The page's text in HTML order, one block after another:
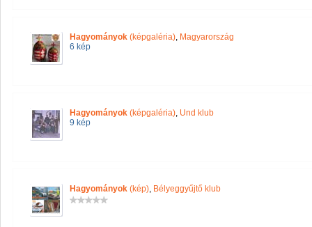
Hagyományok (képgaléria), Magyarország
6 kép
Hagyományok (képgaléria), Und klub
9 kép
Hagyományok (kép), Bélyeggyűjtő klub